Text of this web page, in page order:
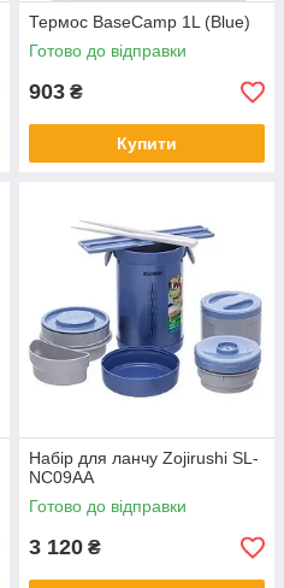
Термос BaseCamp 1L (Blue)
Готово до відправки
903 ₴
Купити
Набір для ланчу Zojirushi SL-
NC09AA
Готово до відправки
3 120 ₴